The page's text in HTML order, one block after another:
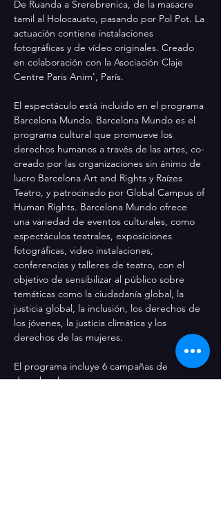
De Ruanda a Srerebrenica, de la masacre
tamil al Holocausto, pasando por Pol Pot. La
actuación contiene instalaciones
fotográficas y de vídeo originales. Creado
en colaboración con la Asociación Claje
Centre Paris Anim', París.
El espectáculo está incluido en el programa
Barcelona Mundo. Barcelona Mundo es el
programa cultural que promueve los
derechos humanos a través de las artes, co-
creado por las organizaciones sin ánimo de
lucro Barcelona Art and Rights y Raízes
Teatro, y patrocinado por Global Campus of
Human Rights. Barcelona Mundo ofrece
una variedad de eventos culturales, como
espectáculos teatrales, exposiciones
fotográficas, video instalaciones,
conferencias y talleres de teatro, con el
objetivo de sensibilizar al público sobre
temáticas como la ciudadanía global, la
justicia global, la inclusión, los derechos de
los jóvenes, la justicia climática y los
derechos de las mujeres.
El programa incluye 6 campañas de
derechos humanos: